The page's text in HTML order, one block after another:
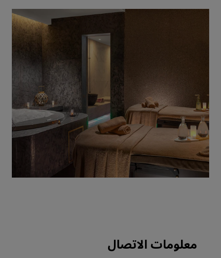
معلومات الاتصال